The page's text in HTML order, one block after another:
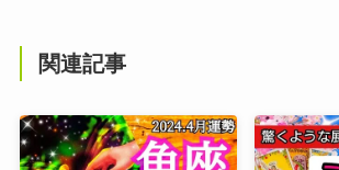
関連記事